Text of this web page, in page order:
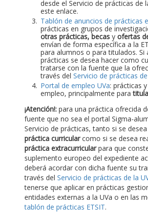
desde el Servicio de prácticas de
este enlace.
Tablón de anuncios de prácticas
prácticas en grupos de
otras prácticas, becas y ofertas
envían de forma específica a la
para alumnos o para titulados. Si
prácticas se desea hacer como
tratarse con la fuente que la
través del Servicio de prácticas
Portal de empleo UVa: prácticas
empleo, principalmente para
¡Atención!: para una práctica ofrecida
fuente que no sea el portal Sigma-
Servicio de prácticas, tanto si se
práctica curricularcomo si se desea
práctica extracurricularpara que
suplemento europeo del expediente
deberá acordar con dicha fuente su
través del Servicio de prácticas de la
tenerse que aplicar en prácticas
entidades externas a la UVa o en las
tablón de prácticas ETSIT.